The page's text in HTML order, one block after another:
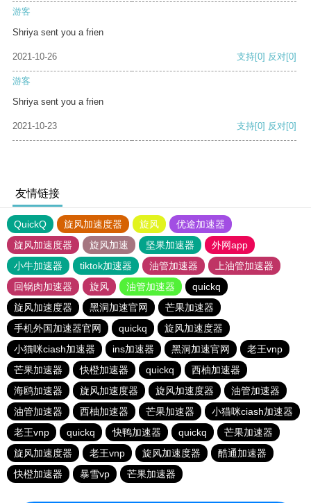
游客
Shriya sent you a frien
2021-10-26 支持[0] 反对[0]
游客
Shriya sent you a frien
2021-10-23 支持[0] 反对[0]
友情链接
QuickQ 旋风加速度器 旋风
优途加速器
旋风加速度器
旋风加速 坚果加速器
外网app
小牛加速器
tiktok加速器 油管加速器
上油管加速器
回锅肉加速器
旋风 油管加速器
quickq
旋风加速度器
黑洞加速官网
芒果加速器
手机外国加速器官网
quickq
旋风加速度器
小猫咪ciash加速器
ins加速器 黑洞加速官网
老王vnp
芒果加速器
快橙加速器 quickq
西柚加速器
海鸥加速器
旋风加速度器 旋风加速度器
油管加速器
油管加速器
西柚加速器 芒果加速器
小猫咪ciash加速器
老王vnp
quickq 快鸭加速器 quickq
芒果加速器
旋风加速度器
老王vnp 旋风加速度器
酷通加速器
快橙加速器
暴雪vp 芒果加速器